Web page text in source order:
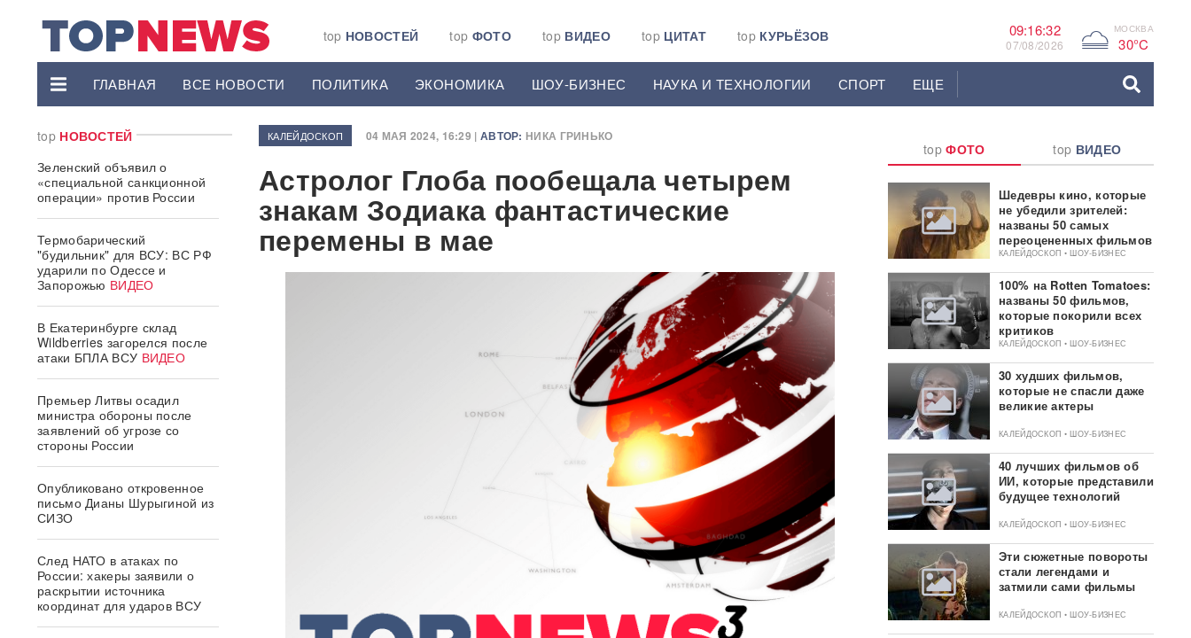
top НОВОСТЕЙ top ФОТО top ВИДЕО top ЦИТАТ top КУРЬЁЗОВ 09:16:33
07/08/2026 G МОСКВА
30°C
ГЛАВНАЯ ВСЕ НОВОСТИ ПОЛИТИКА ЭКОНОМИКА ШОУ-БИЗНЕС НАУКА И ТЕХНОЛОГИИ СПОРТ ЕЩЕ
top НОВОСТЕЙ
Зеленский объявил о
«специальной санкционной
операции» против России
Термобарический
"будильник" для ВСУ: ВС РФ
ударили по Одессе и
Запорожью ВИДЕО
В Екатеринбурге склад
Wildberries загорелся после
атаки БПЛА ВСУ ВИДЕО
Премьер Литвы осадил
министра обороны после
заявлений об угрозе со
стороны России
Опубликовано откровенное
письмо Дианы Шурыгиной из
СИЗО
След НАТО в атаках по
России: хакеры заявили о
раскрытии источника
координат для ударов ВСУ
КАЛЕЙДОСКОП 04 МАЯ 2024, 16:29 | АВТОР: НИКА ГРИНЬКО
Астролог Глоба пообещала четырем
знакам Зодиака фантастические
перемены в мае
topФОТО top ВИДЕО
Шедевры кино, которые
не убедили зрителей:
названы 50 самых
переоцененных фильмов
КАЛЕЙДОСКОП • ШОУ-БИЗНЕС
100% на Rotten Tomatoes:
названы 50 фильмов,
которые покорили всех
критиков
КАЛЕЙДОСКОП • ШОУ-БИЗНЕС
30 худших фильмов,
которые не спасли даже
великие актеры
КАЛЕЙДОСКОП • ШОУ-БИЗНЕС
40 лучших фильмов об
ИИ, которые представили
будущее технологий
КАЛЕЙДОСКОП • ШОУ-БИЗНЕС
Эти сюжетные повороты
стали легендами и
затмили сами фильмы
КАЛЕЙДОСКОП • ШОУ-БИЗНЕС